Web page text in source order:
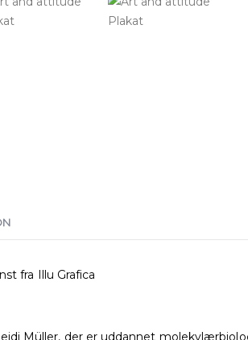
fra Illu Grafica
Müller, der er uddannet